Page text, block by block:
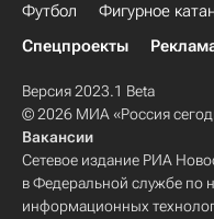
Футбол Фигурное
Спецпроекты
Версия 2023.1 Beta
© 2026 МИА «Россия
Вакансии
Сетевое издание РИА
в Федеральной службе по
информационных